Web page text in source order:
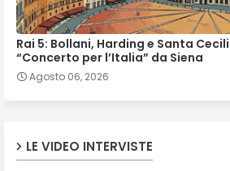
Rai 5: Bollani, Harding e Santa
“Concerto per l’Italia” da Siena
Agosto 06, 2026
LE VIDEO INTERVISTE